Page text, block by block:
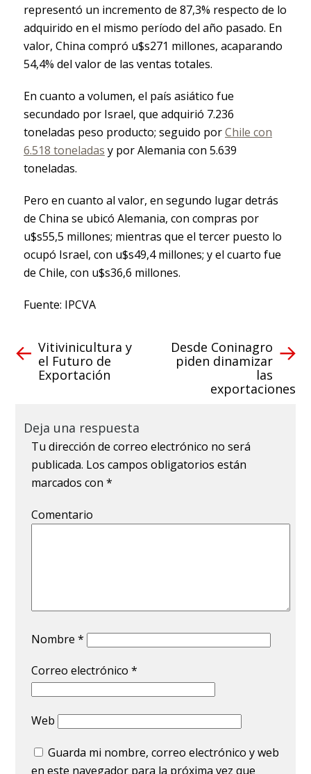
representó un incremento de 87,3% respecto de lo
adquirido en el mismo período del año pasado. En
valor, China compró u$s271 millones, acaparando
54,4% del valor de las ventas totales.
En cuanto a volumen, el país asiático fue
secundado por Israel, que adquirió 7.236
toneladas peso producto; seguido porChile con
6.518 toneladas y por Alemania con 5.639
toneladas.
Pero en cuanto al valor, en segundo lugar detrás
de China se ubicó Alemania, con compras por
u$s55,5 millones; mientras que el tercer puesto lo
ocupó Israel, con u$s49,4 millones; y el cuarto fue
de Chile, con u$s36,6 millones.
Fuente: IPCVA
Vitivinicultura y
el Futuro de
Exportación
Desde Coninagro
piden dinamizar
las
exportaciones
Deja una respuesta
Tu dirección de correo electrónico no será
publicada. Los campos obligatorios están
marcados con*
Comentario
Nombre*
Correo electrónico*
Web
Guarda mi nombre, correo electrónico y web
en este navegador para la próxima vez que